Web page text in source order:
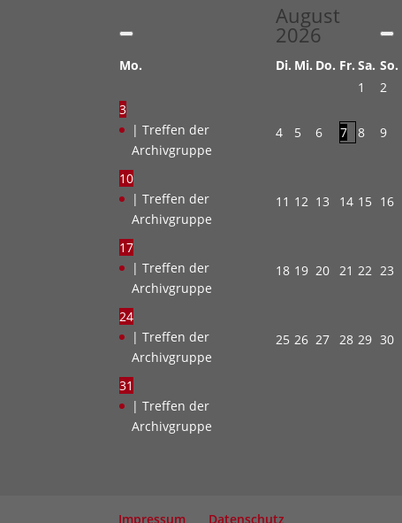
August
2026
Mo. Di. Mi. Do. Fr. Sa. So.
1
2
3
| Treffen der
Archivgruppe
4 5 6 7 8 9
10
| Treffen der
Archivgruppe
11 12 13 14 15 16
17
| Treffen der
Archivgruppe
18 19 20 21 22 23
24
| Treffen der
Archivgruppe
25 26 27 28 29 30
31
| Treffen der
Archivgruppe
Impressum Datenschutz